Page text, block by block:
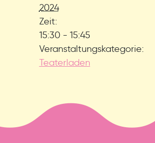
2024
Zeit:
15:30 - 15:45
Veranstaltungskategorie:
Teaterladen